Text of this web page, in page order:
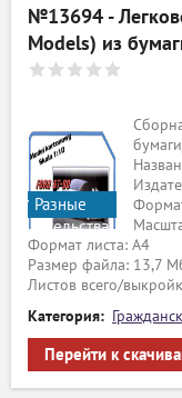
№13694 -
Models) из
Разные
издательства
Формат листа: А4
Размер файла: 13,7
Листов всего/
Категория:
Перейти к